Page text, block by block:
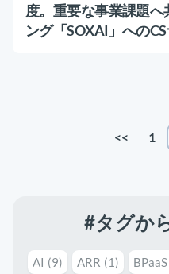
度。重要な事業課題
ング「SOXAI」への
<< 1
#タグか
AI (9) ARR (1) BPaaS